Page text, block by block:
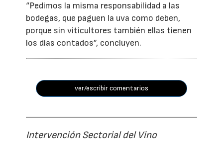
“Pedimos la misma responsabilidad a las
bodegas, que paguen la uva como deben,
porque sin viticultores también ellas tienen
los días contados”, concluyen.
ver/escribir comentarios
Intervención Sectorial del Vino